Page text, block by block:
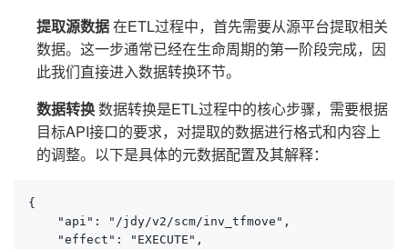
提取源数据在ETL过程中，首先需要从源平台提取相关
数据。这一步通常已经在生命周期的第一阶段完成，因
此我们直接进入数据转换环节。
数据转换数据转换是ETL过程中的核心步骤，需要根据
目标API接口的要求，对提取的数据进行格式和内容上
的调整。以下是具体的元数据配置及其解释：
{
    "api": "/jdy/v2/scm/inv_tfmove",
    "effect": "EXECUTE",